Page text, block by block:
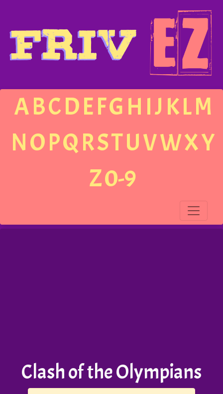
ABCDEFGH IJ KLM
NOPQRSTUVWXY
Z0-9
Clash of the Olympians